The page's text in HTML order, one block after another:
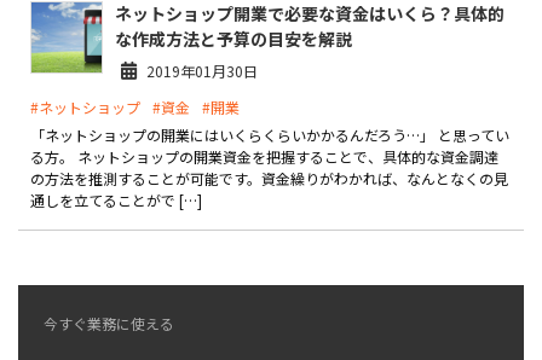
外部サービス連携
インフラ環境・サポート
費用
製品
特長
通販受注対応
ネットショップ開業で必要な資金はいくら？具体的
な作成方法と予算の目安を解説
2019年01月30日
#ネットショップ #資金
#開業
「ネットショップの開業にはいくらくらいかかるんだろう…」 と思ってい
る方。 ネットショップの開業資金を把握することで、具体的な資金調達
の方法を推測することが可能です。資金繰りがわかれば、なんとなくの見
通しを立てることがで […]
今すぐ業務に使える